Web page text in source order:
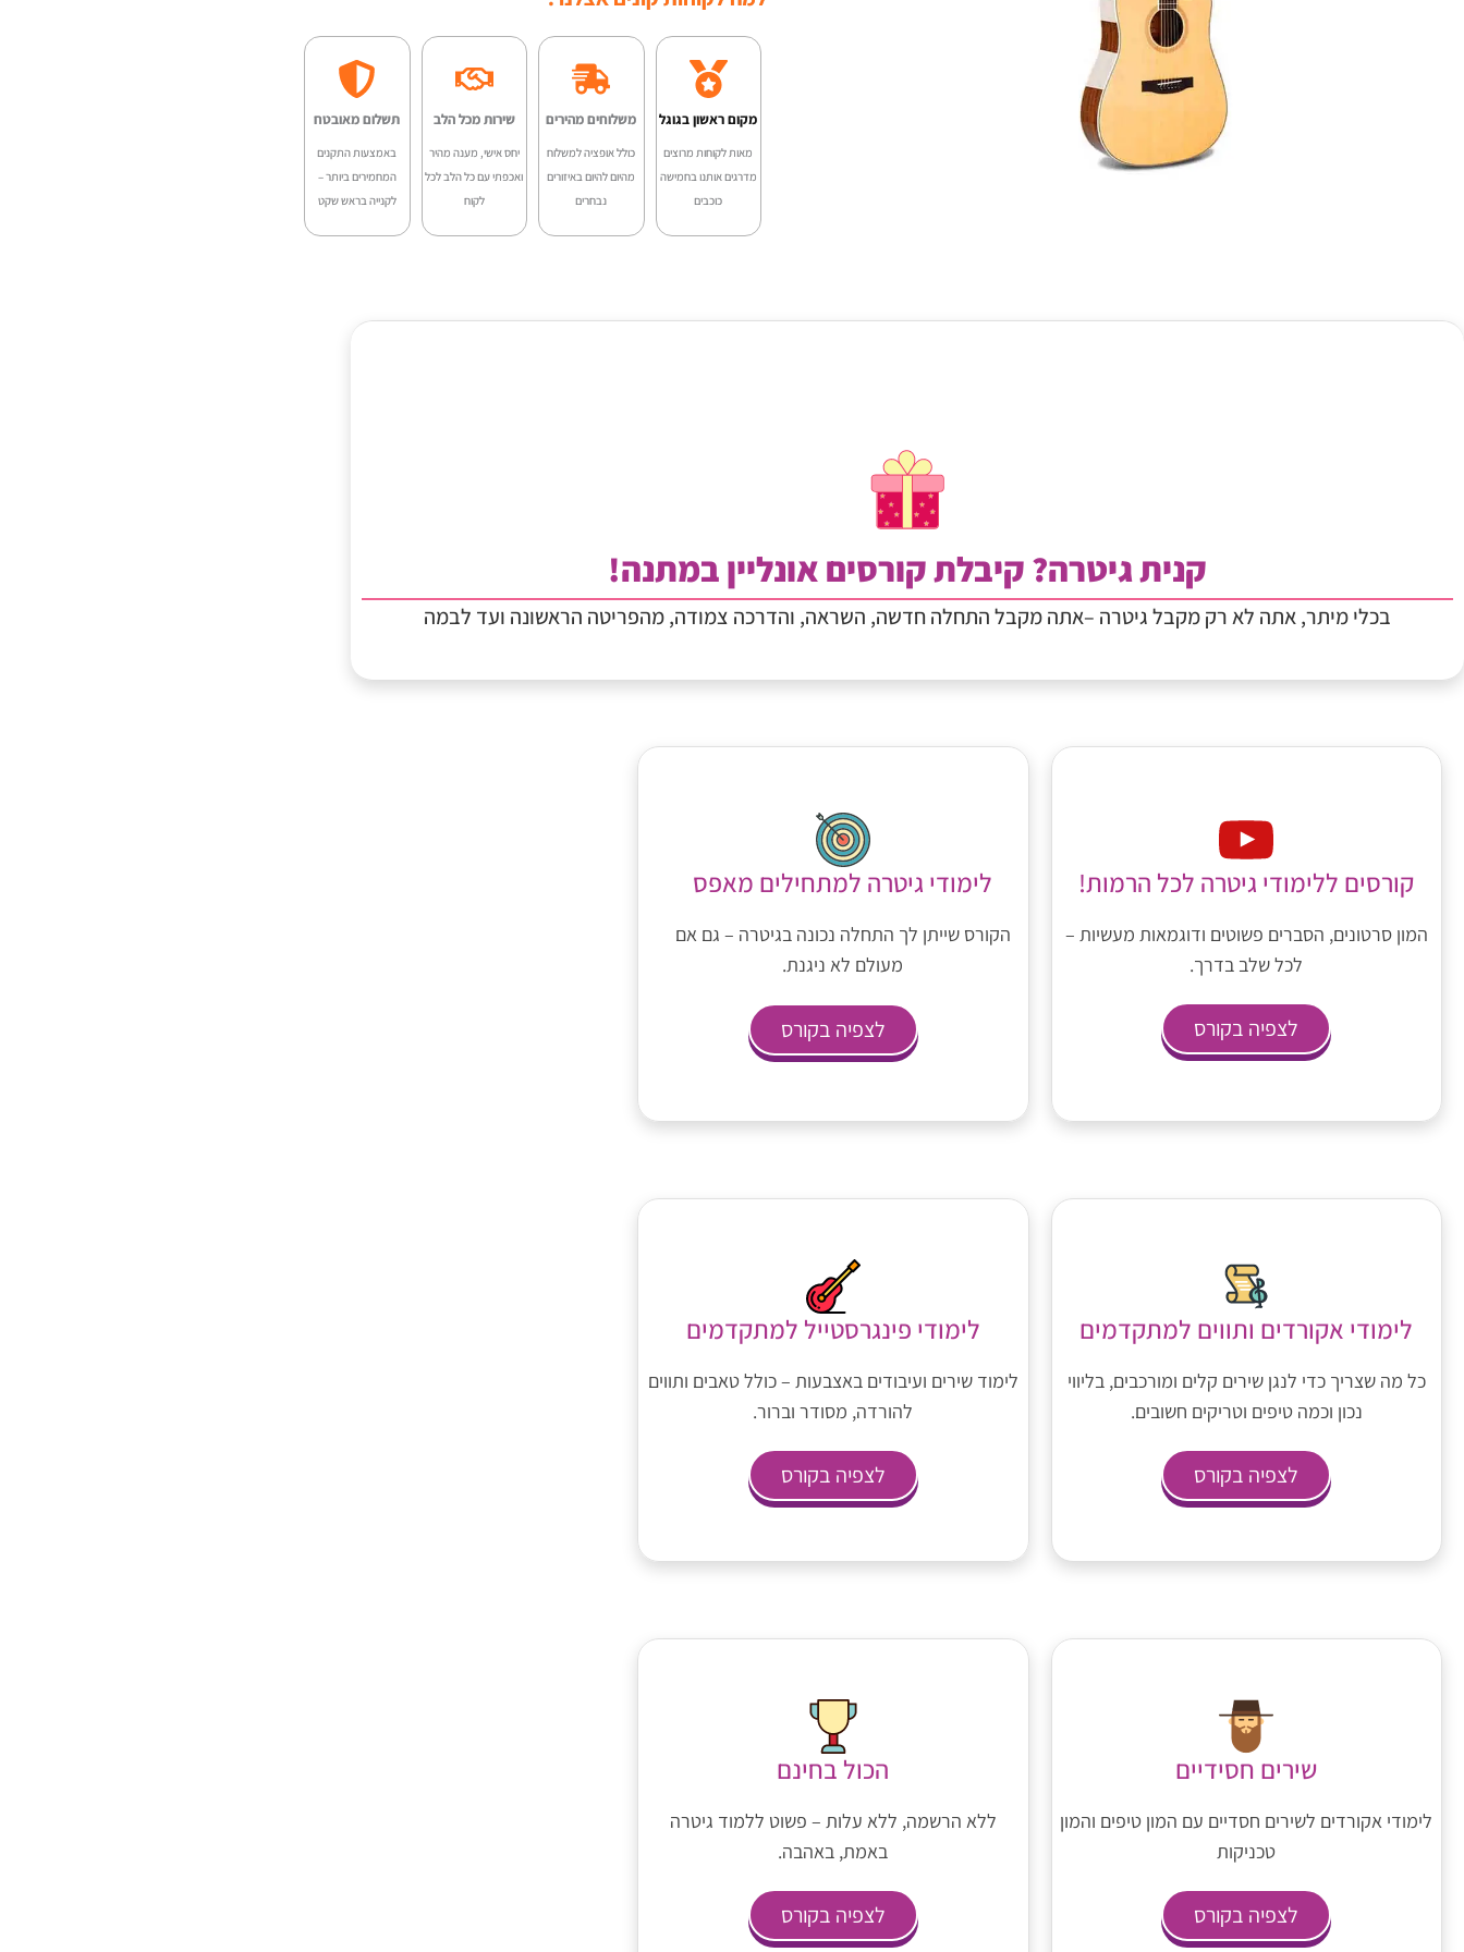
M210
₪4,200.00.
₪3,499.00.
מקום ראשון בגוגל
מאות לקוחות מרוצים
מדרגים אותנו בחמישה
כוכבים
משלוחים מהירים
כולל אופציה למשלוח
מהיום להיום באיזורים
נבחרים
שירות מכל הלב
יחס אישי, מענה מהיר
ואכפתי עם כל הלב לכל
לקוח
תשלום מאובטח
באמצעות התקנים
המחמירים ביותר –
לקנייה בראש שקט
קנית גיטרה? קיבלת קורסים אונליין במתנה!
בכלי מיתר, אתה לא רק מקבל גיטרה –אתה מקבל התחלה חדשה, השראה, והדרכה צמודה, מהפריטה הראשונה ועד לבמה
קורסים ללימודי גיטרה לכל הרמות!
המון סרטונים, הסברים פשוטים ודוגמאות מעשיות –
לכל שלב בדרך.
לצפיה בקורס
לימודי גיטרה למתחילים מאפס
הקורס שייתן לך התחלה נכונה בגיטרה – גם אם
מעולם לא ניגנת.
לצפיה בקורס
לימודי אקורדים ותווים למתקדמים
כל מה שצריך כדי לנגן שירים קלים ומורכבים, בליווי
נכון וכמה טיפים וטריקים חשובים.
לצפיה בקורס
לימודי פינגרסטייל למתקדמים
לימוד שירים ועיבודים באצבעות – כולל טאבים ותווים
להורדה, מסודר וברור.
לצפיה בקורס
שירים חסידיים
לימודי אקורדים לשירים חסדיים עם המון טיפים והמון
טכניקות
לצפיה בקורס
הכול בחינם
ללא הרשמה, ללא עלות – פשוט ללמוד גיטרה
באמת, באהבה.
לצפיה בקורס